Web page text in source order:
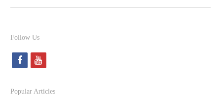
Follow Us
f
c
y
u
Popular Articles